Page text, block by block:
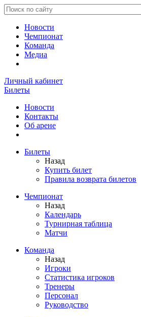
Новости
Чемпионат
Команда
Медиа
Личный кабинет
Билеты
Новости
Контакты
Об арене
Билеты
Назад
Купить билет
Правила возврата билетов
Чемпионат
Назад
Календарь
Турнирная таблица
Матчи
Команда
Назад
Игроки
Статистика игроков
Тренеры
Персонал
Руководство